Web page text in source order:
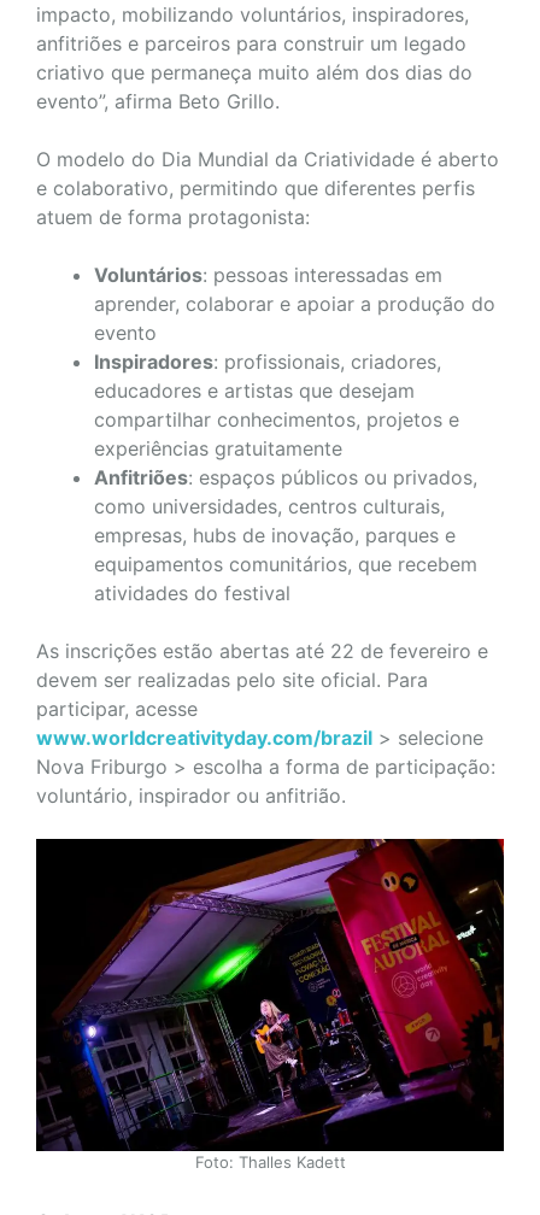
impacto, mobilizando voluntários, inspiradores,
anfitriões e parceiros para construir um legado
criativo que permaneça muito além dos dias do
evento”, afirma Beto Grillo.
O modelo do Dia Mundial da Criatividade é aberto
e colaborativo, permitindo que diferentes perfis
atuem de forma protagonista:
Voluntários: pessoas interessadas em
aprender, colaborar e apoiar a produção do
evento
Inspiradores: profissionais, criadores,
educadores e artistas que desejam
compartilhar conhecimentos, projetos e
experiências gratuitamente
Anfitriões: espaços públicos ou privados,
como universidades, centros culturais,
empresas, hubs de inovação, parques e
equipamentos comunitários, que recebem
atividades do festival
As inscrições estão abertas até 22 de fevereiro e
devem ser realizadas pelo site oficial. Para
participar, acesse
www.worldcreativityday.com/brazil > selecione
Nova Friburgo > escolha a forma de participação:
voluntário, inspirador ou anfitrião.
Foto: Thalles Kadett